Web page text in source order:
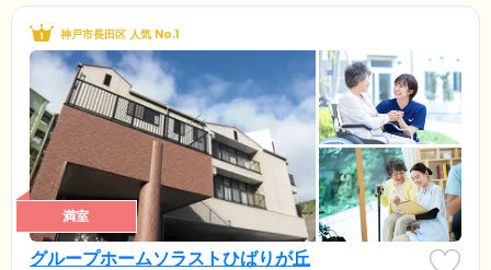
神戸市長田区 人気 No.1
満室
グループホームソラストひばりが丘